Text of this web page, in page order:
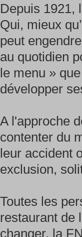
Depuis 1921,
Qui, mieux
peut
au quotidien
le menu »
développer
A l'approche
contenter du
leur accident
exclusion,
Toutes les
restaurant de
changer, la